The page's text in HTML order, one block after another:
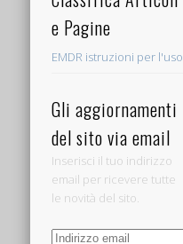
e Pagine
EMDR istruzioni per l'uso
Gli aggiornamenti
del sito via email
Inserisci il tuo indirizzo
email per ricevere tutte
le novità del sito.
Indirizzo